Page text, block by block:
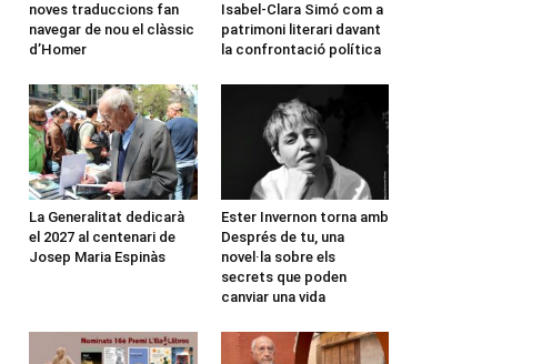
noves traduccions fan
navegar de nou el clàssic
d’Homer
Isabel-Clara Simó com a
patrimoni literari davant
la confrontació política
La Generalitat dedicarà
el 2027 al centenari de
Josep Maria Espinàs
Ester Invernon torna amb
Després de tu, una
novel·la sobre els
secrets que poden
canviar una vida